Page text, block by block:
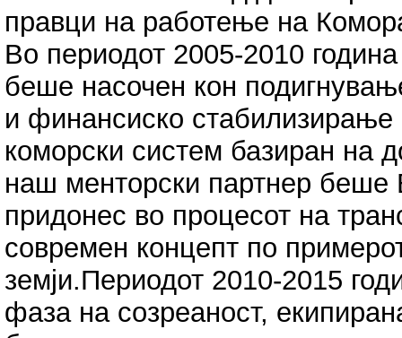
правци на работење на
Во периодот 2005-2010
беше насочен кон
и финансиско стабилизирање
коморски систем базиран на
наш менторски партнер беше
придонес во процесот на
современ концепт по
земји.Периодот 2010-2015
фаза на созреаност,